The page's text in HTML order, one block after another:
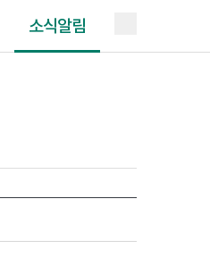
소식알림
됨